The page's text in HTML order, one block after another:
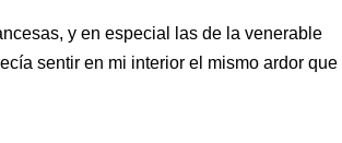
y en especial las de la venerable
sentir en mi interior el mismo ardor que